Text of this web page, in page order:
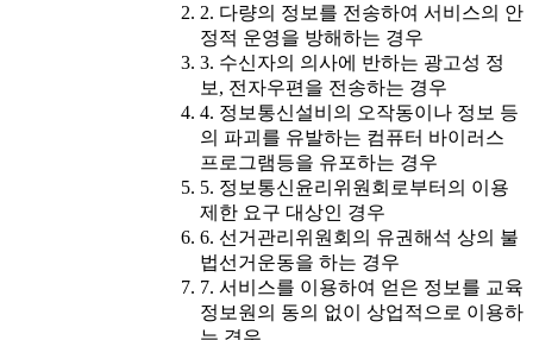
2. 다량의 정보를 전송하여 서비스의 안
정적 운영을 방해하는 경우
3. 수신자의 의사에 반하는 광고성 정
보, 전자우편을 전송하는 경우
4. 정보통신설비의 오작동이나 정보 등
의 파괴를 유발하는 컴퓨터 바이러스
프로그램등을 유포하는 경우
5. 정보통신윤리위원회로부터의 이용
제한 요구 대상인 경우
6. 선거관리위원회의 유권해석 상의 불
법선거운동을 하는 경우
7. 서비스를 이용하여 얻은 정보를 교육
정보원의 동의 없이 상업적으로 이용하